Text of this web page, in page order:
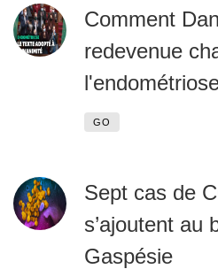
Comment
redevenue
GO
Sept cas de
s’ajoutent au
Gaspésie